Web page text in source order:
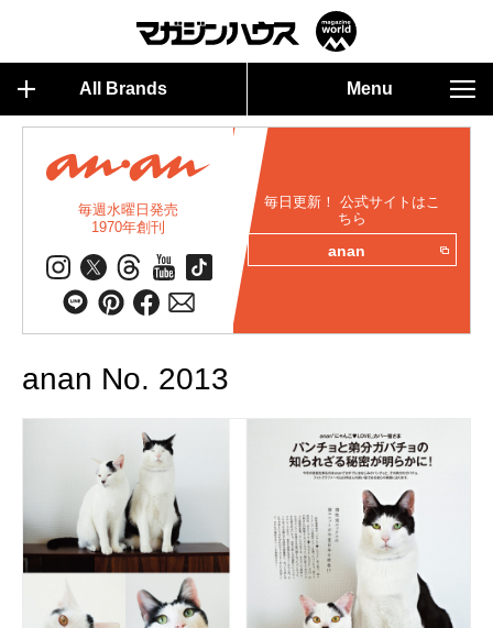
All Brands Menu
毎週水曜日発売
1970年創刊
毎日更新！ 公式サイトはこ
ちら
anan
anan No. 2013